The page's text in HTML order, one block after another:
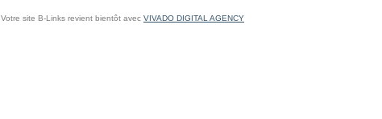
Votre site B-Links revient bientôt avec VIVADO DIGITAL AGENCY